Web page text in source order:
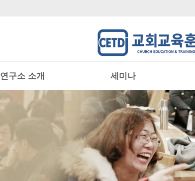
연구소 소개 세미나